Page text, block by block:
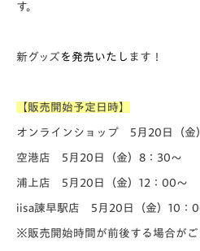
す。
新グッズ を発売いたし ます！
【販売開始予定日時】
オンラインショップ 5月20日（金
空港店 5月20日（金）8：30～
浦上店 5月20日（金）12：00～
iisa諫早駅店 5月20日（金）10：
※販売開始時間が前後する場合がご